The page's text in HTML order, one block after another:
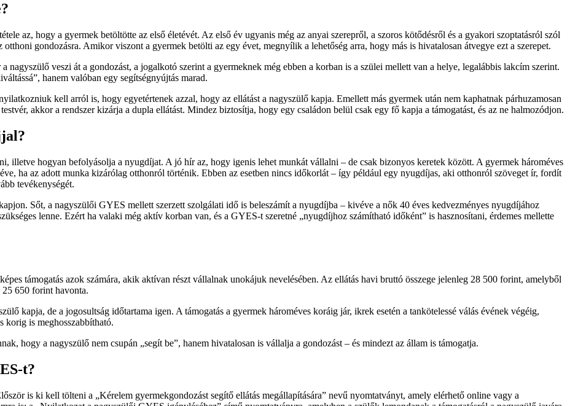
az, hogy a gyermek betöltötte az első életévét. Az első év ugyanis még az anyai szerepről, a szoros kötődésről és a gyakori szoptatásról szól
gondozásra. Amikor viszont a gyermek betölti az egy évet, megnyílik a lehetőség arra, hogy más is hivatalosan átvegye ezt a szerepet.
nagyszülő veszi át a gondozást, a jogalkotó szerint a gyermeknek még ebben a korban is a szülei mellett van a helye, legalábbis lakcím szerint.
hanem valóban egy segítségnyújtás marad.
kell arról is, hogy egyetértenek azzal, hogy az ellátást a nagyszülő kapja. Emellett más gyermek után nem kaphatnak párhuzamosan
akkor a rendszer kizárja a dupla ellátást. Mindez biztosítja, hogy egy családon belül csak egy fő kapja a támogatást, és az ne halmozódjon.
illetve hogyan befolyásolja a nyugdíjat. A jó hír az, hogy igenis lehet munkát vállalni – de csak bizonyos keretek között. A gyermek hároméves
ha az adott munka kizárólag otthonról történik. Ebben az esetben nincs időkorlát – így például egy nyugdíjas, aki otthonról szöveget ír, fordít
tevékenységét.
Sőt, a nagyszülői GYES mellett szerzett szolgálati idő is beleszámít a nyugdíjba – kivéve a nők 40 éves kedvezményes nyugdíjához
lenne. Ezért ha valaki még aktív korban van, és a GYES-t szeretné „nyugdíjhoz számítható időként” is hasznosítani, érdemes mellette
támogatás azok számára, akik aktívan részt vállalnak unokájuk nevelésében. Az ellátás havi bruttó összege jelenleg 28 500 forint, amelyből
650 forint havonta.
kapja, de a jogosultság időtartama igen. A támogatás a gyermek hároméves koráig jár, ikrek esetén a tankötelessé válás évének végéig,
korig is meghosszabbítható.
hogy a nagyszülő nem csupán „segít be”, hanem hivatalosan is vállalja a gondozást – és mindezt az állam is támogatja.
t?
is ki kell tölteni a „Kérelem gyermekgondozást segítő ellátás megállapítására” nevű nyomtatványt, amely elérhető online vagy a